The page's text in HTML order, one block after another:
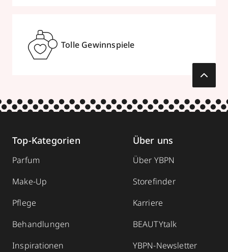
Tolle Gewinnspiele
Top-Kategorien
Parfum
Make-Up
Pflege
Behandlungen
Inspirationen
Über uns
Über YBPN
Storefinder
Karriere
BEAUTYtalk
YBPN-Newsletter